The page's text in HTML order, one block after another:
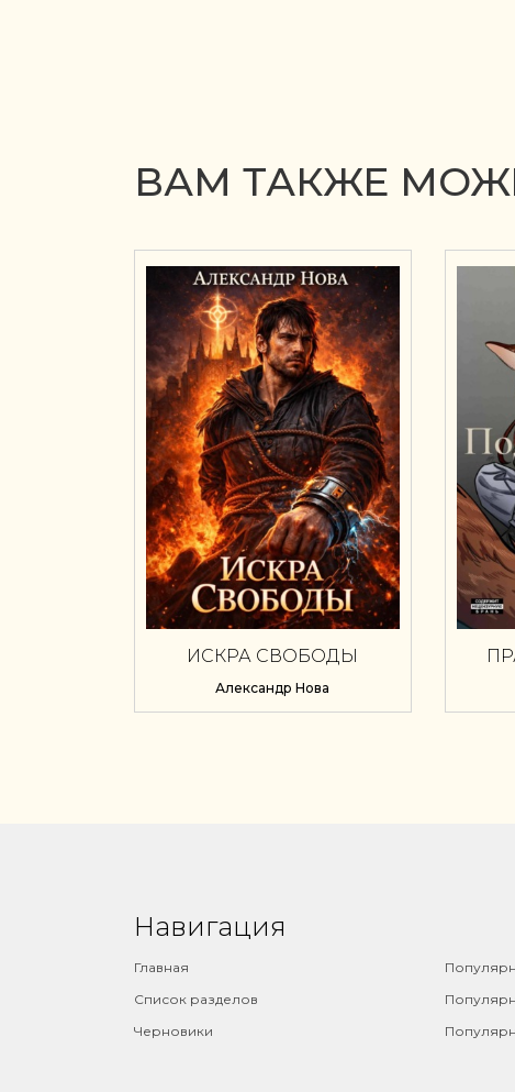
ВАМ ТАКЖЕ
ИСКРА СВОБОДЫ
Александр Нова
Навигация
Главная
Список разделов
Черновики